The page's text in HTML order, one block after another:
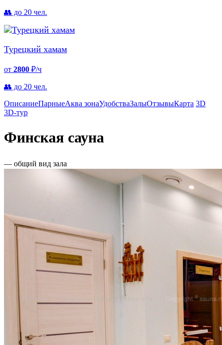
👥 до 20 чел.
Турецкий хамам
от 2800 ₽/ч
👥 до 20 чел.
ОписаниеПарныеАква зонаУдобстваЗалыОтзывыКарта 3D
3D-тур
Финская сауна
— общий вид зала